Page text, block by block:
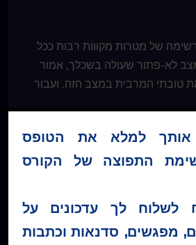
של מטרות מקוּווֹת רבות ככל
לא-פתור שעולה בשכלך, אמור
טובתי המרבית במצב הזה. ועבור
קבצי השמע והמלל בעמוד
אותך למלא את הטופס
התפוצה של הקורס
לשלוח לך עדכונים על
מפגשים, סדנאות וכתבות